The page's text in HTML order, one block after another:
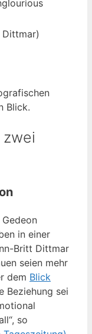
Dittmar)
Blick.
zwei
in einer
Britt Dittmar
seien mehr
dem Blick
Beziehung sei
so